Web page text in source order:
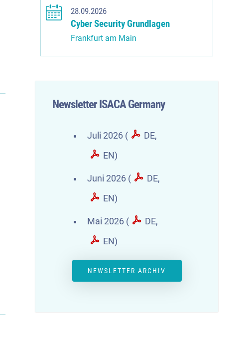
28.09.2026
Cyber Security Grundlagen
Frankfurt am Main
Newsletter ISACA Germany
Juli 2026 ( DE,
EN)
Juni 2026 ( DE,
EN)
Mai 2026 ( DE,
EN)
NEWSLETTER ARCHIV